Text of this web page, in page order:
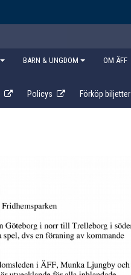
BARN & UNGDOM OM ÄFF
Policys Förköp biljetter